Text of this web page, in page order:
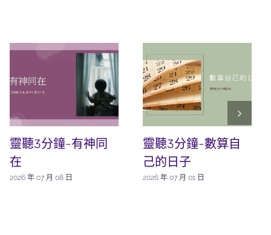
靈聽3分鐘-有神同
在
2026 年 07 月 08 日
靈聽3分鐘-數算自
己的日子
2026 年 07 月 01 日